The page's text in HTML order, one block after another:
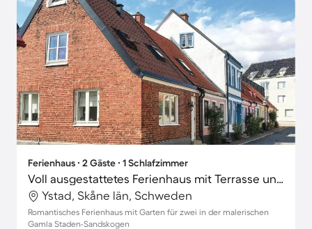
Ferienhaus ∙ 2 Gäste ∙ 1 Schlafzimmer
Voll ausgestattetes Ferienhaus mit Terrasse und Garten | Seeblick
Ystad, Skåne län, Schweden
Romantisches Ferienhaus mit Garten für zwei in der malerischen
Gamla Staden-Sandskogen